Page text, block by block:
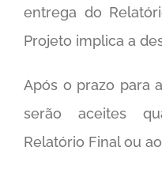
entrega do
Projeto implica a
Após o prazo para
serão aceites
Relatório Final ou